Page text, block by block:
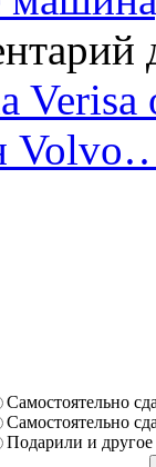
Самостоя­тельно
Самостоя­тельно
Подарили­ и другое